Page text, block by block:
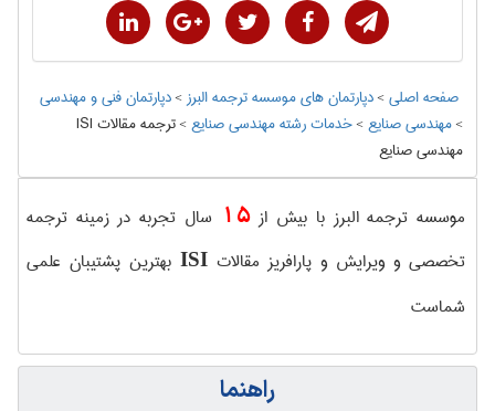
صفحه اصلی>دپارتمان های موسسه ترجمه البرز>دپارتمان فنی و مهندسی
>مهندسی صنايع>خدمات رشته مهندسی صنايع>
ترجمه مقالات ISI
مهندسی صنايع
موسسه ترجمه البرز با بیش از15 سال تجربه در زمینه ترجمه
تخصصی و ویرایش و پارافریز مقالاتISI بهترین پشتیبان علمی
شماست
راهنما